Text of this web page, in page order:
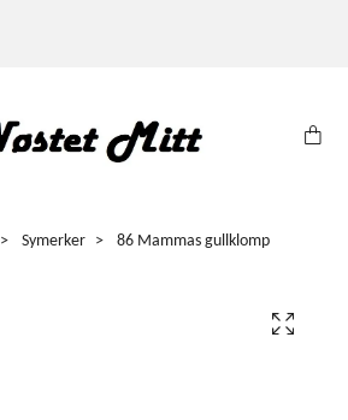
Symerker 86 Mammas gullklomp